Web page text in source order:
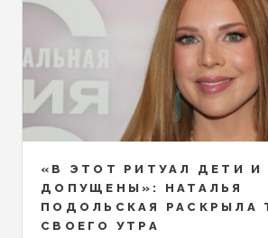
«В ЭТОТ РИТУАЛ ДЕТИ И
ДОПУЩЕНЫ»: НАТАЛЬЯ
ПОДОЛЬСКАЯ РАСКРЫЛА
СВОЕГО УТРА